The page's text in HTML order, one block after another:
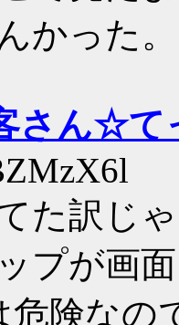
かった。
さん☆て
た訳じ
プが画
危険な